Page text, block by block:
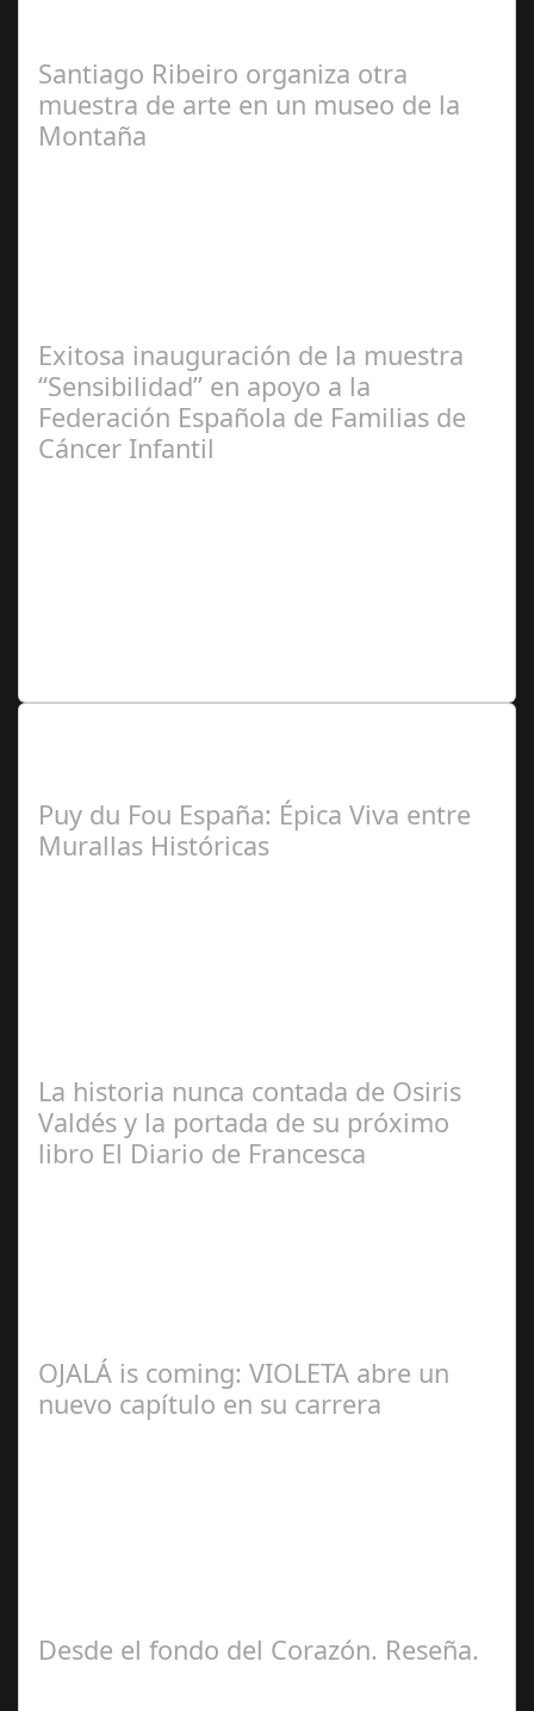
Santiago Ribeiro organiza otra
muestra de arte en un museo de la
Montaña
Exitosa inauguración de la muestra
“Sensibilidad” en apoyo a la
Federación Española de Familias de
Cáncer Infantil
Puy du Fou España: Épica Viva entre
Murallas Históricas
La historia nunca contada de Osiris
Valdés y la portada de su próximo
libro El Diario de Francesca
OJALÁ is coming: VIOLETA abre un
nuevo capítulo en su carrera
Desde el fondo del Corazón. Reseña.